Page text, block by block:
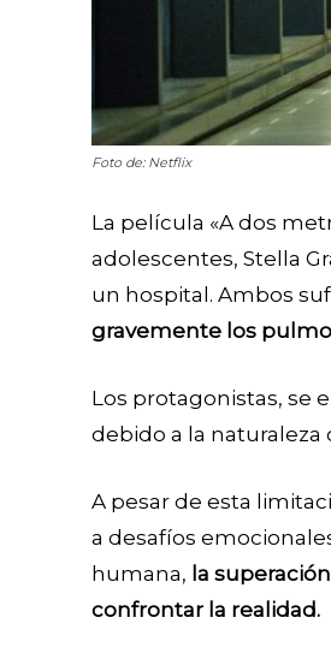
Foto de: Netflix
La película «A dos
adolescentes, Stella
un hospital. Ambos
gravemente los
Los protagonistas, se
debido a la
A pesar de esta
a desafíos
humana, la
confrontar la realidad.